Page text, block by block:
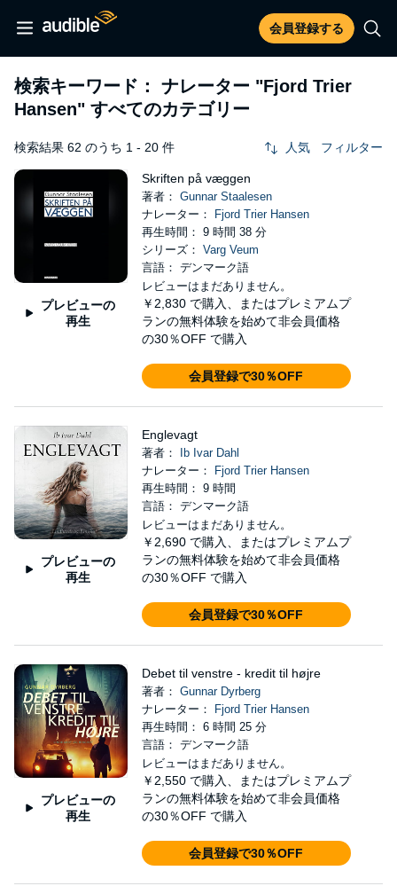
会員登録する
検索キーワード： ナレーター "Fjord Trier
Hansen" すべてのカテゴリー
検索結果 62 のうち 1 - 20 件 人気 フィルター
プレビューの
再生
Skriften på væggen
著者： Gunnar Staalesen
ナレーター：
Fjord Trier Hansen
再生時間： 9 時間 38 分
シリーズ： Varg Veum
言語： デンマーク語
レビューはまだありません。
￥2,830 で購入、またはプレミアムプ
ランの無料体験を始めて非会員価格
の30％OFF で購入
会員登録で30％OFF
プレビューの
再生
Englevagt
著者：
Ib Ivar Dahl
ナレーター：
Fjord Trier Hansen
再生時間： 9 時間
言語： デンマーク語
レビューはまだありません。
￥2,690 で購入、またはプレミアムプ
ランの無料体験を始めて非会員価格
の30％OFF で購入
会員登録で30％OFF
プレビューの
再生
Debet til venstre - kredit til højre
著者： Gunnar Dyrberg
ナレーター：
Fjord Trier Hansen
再生時間： 6 時間 25 分
言語： デンマーク語
レビューはまだありません。
￥2,550 で購入、またはプレミアムプ
ランの無料体験を始めて非会員価格
の30％OFF で購入
会員登録で30％OFF